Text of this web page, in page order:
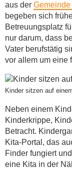
aus der
begeben sich
Betreuungsplatz
nur darum, dass
Vater berufstätig
vor allem um eine
Kinder sitzen auf
Neben einem
Kinderkrippe,
Betracht.
Kita-Portal, das
Finder fungiert
eine Kita in der